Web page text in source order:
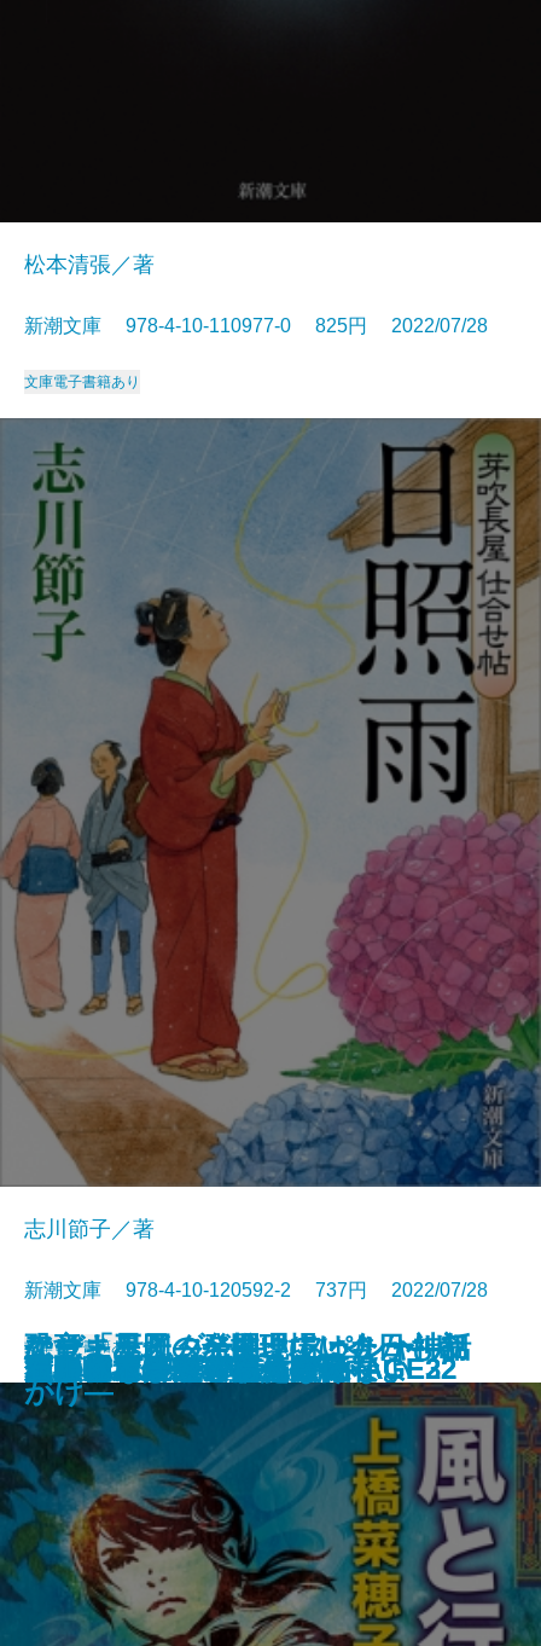
アウトサイダー―クトゥルー神話
傑作選―
ギャンブラーが多すぎる
ケーキ王子の名推理(スペシャリ
テ)6
金春屋ゴメス 芥子の花
ロシアよ、我が名を記憶せよ
いまは、空しか見えない
すべて忘れてしまうから
文豪ナビ 松本清張
なぜ「星図」が開いていたか―初
期ミステリ傑作集―
松本清張／著
新潮文庫 978-4-10-110977-0 825円 2022/07/28
文庫電子書籍あり
芽吹長屋仕合せ帖 日照雨
志川節子／著
新潮文庫 978-4-10-120592-2 737円 2022/07/28
文庫電子書籍あり
風と行く者―守り人外伝―
君がいないと小説は書けない
下駄の上の卵
次の電車が来るまえに
金春屋ゴメス
チュベローズで待ってる AGE22
チュベローズで待ってる AGE32
恐竜まみれ―発掘現場は今日も命
がけ―
昆虫学者はやめられない
石川啄木